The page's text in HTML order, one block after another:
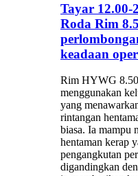
Tayar 12.00-
Roda Rim
keadaan
Rim HYWG
menggunakan
yang
rintangan
biasa. Ia mampu
hentaman kerap
pengangkutan
digandingkan